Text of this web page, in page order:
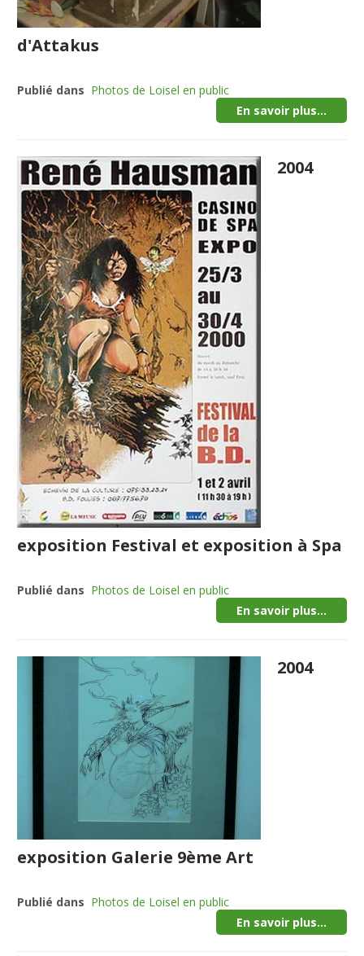
d'Attakus
Publié dans Photos de Loisel en public
En savoir plus...
2004
exposition Festival et exposition à Spa
Publié dans Photos de Loisel en public
En savoir plus...
2004
exposition Galerie 9ème Art
Publié dans Photos de Loisel en public
En savoir plus...